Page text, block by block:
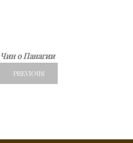
Чин о Панагии
PREVIOUS